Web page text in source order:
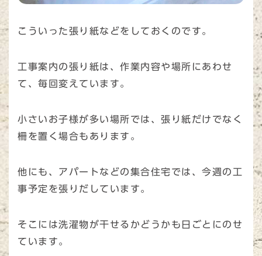
こういった張り紙などをしておくのです。
工事案内の張り紙は、作業内容や場所にあわせ
て、毎回変えています。
小さいお子様が多い場所では、張り紙だけでなく
柵を置く場合もあります。
他にも、アパートなどの集合住宅では、今週の工
事予定を張りだしています。
そこには洗濯物が干せるかどうかも日ごとにのせ
ています。